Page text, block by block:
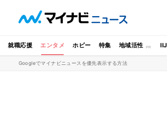
就職応援 エンタメ ホビー 特集 地域活性 IIJ
Googleでマイナビニュースを優先表示する方法